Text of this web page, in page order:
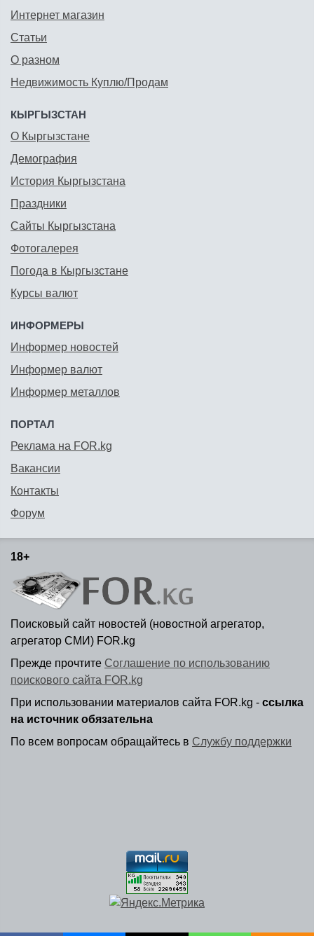
Интернет магазин
Статьи
О разном
Недвижимость Куплю/Продам
КЫРГЫЗСТАН
О Кыргызстане
Демография
История Кыргызстана
Праздники
Сайты Кыргызстана
Фотогалерея
Погода в Кыргызстане
Курсы валют
ИНФОРМЕРЫ
Информер новостей
Информер валют
Информер металлов
ПОРТАЛ
Реклама на FOR.kg
Вакансии
Контакты
Форум
18+
Поисковый сайт новостей (новостной агрегатор,
агрегатор СМИ) FOR.kg
Прежде прочтите Соглашение по использованию
поискового сайта FOR.kg
При использовании материалов сайта FOR.kg - ссылка
на источник обязательна
По всем вопросам обращайтесь в Службу поддержки